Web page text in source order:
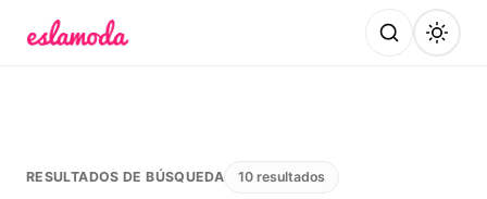
RESULTADOS DE BÚSQUEDA 10 resultados